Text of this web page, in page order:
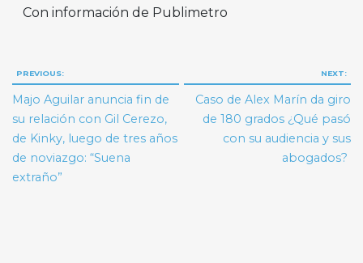
Con información de Publimetro
Navegación
de
entradas
PREVIOUS:
Majo Aguilar anuncia fin de
su relación con Gil Cerezo,
de Kinky, luego de tres años
de noviazgo: “Suena
extraño”
NEXT:
Caso de Alex Marín da giro
de 180 grados ¿Qué pasó
con su audiencia y sus
abogados?